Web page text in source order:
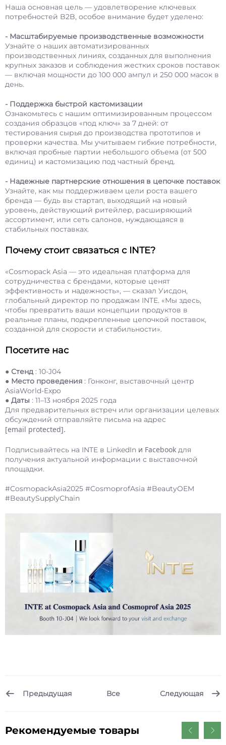
Наша основная цель — удовлетворение ключевых
потребностей B2B, особое внимание будет уделено:
- Масштабируемые производственные возможности
Узнайте о наших автоматизированных
производственных линиях, созданных для выполнения
крупных заказов и соблюдения жестких сроков поставок
— включая мощности до 100 000 ампул и 250 000 масок в
день.
- Поддержка быстрой кастомизации
Ознакомьтесь с нашим оптимизированным процессом
создания образцов «под ключ» за 7 дней: от
тестирования сырья до производства прототипов и
проверки качества. Мы учитываем гибкие потребности,
включая пробные партии небольшого объема (от 500
единиц) и кастомизацию под частный бренд.
- Надежные партнерские отношения в цепочке поставок
Узнайте, как мы поддерживаем цели роста вашего
бренда — будь вы стартап, выходящий на новый
уровень, действующий ритейлер, расширяющий
ассортимент, или сеть салонов, нуждающаяся в
стабильных поставках.
Почему стоит связаться с INTE?
«Cosmopack Asia — это идеальная платформа для
сотрудничества с брендами, которые ценят
эффективность и надежность», — сказал Уисдон,
глобальный директор по продажам INTE. «Мы здесь,
чтобы превратить ваши концепции продуктов в
реальные планы, подкрепленные цепочкой поставок,
созданной для скорости и стабильности».
Посетите нас
● Стенд : 10-J04
● Место проведения : Гонконг, выставочный центр
AsiaWorld-Expo
● Даты : 11–13 ноября 2025 года
Для предварительных встреч или организации целевых
обсуждений отправляйте письма на адрес
[email protected].
Подписывайтесь на INTE в LinkedIn и Facebook для
получения актуальной информации с выставочной
площадки.
#CosmopackAsia2025 #CosmoprofAsia #BeautyOEM
#BeautySupplyChain
Предыдущая Все Следующая
Рекомендуемые товары